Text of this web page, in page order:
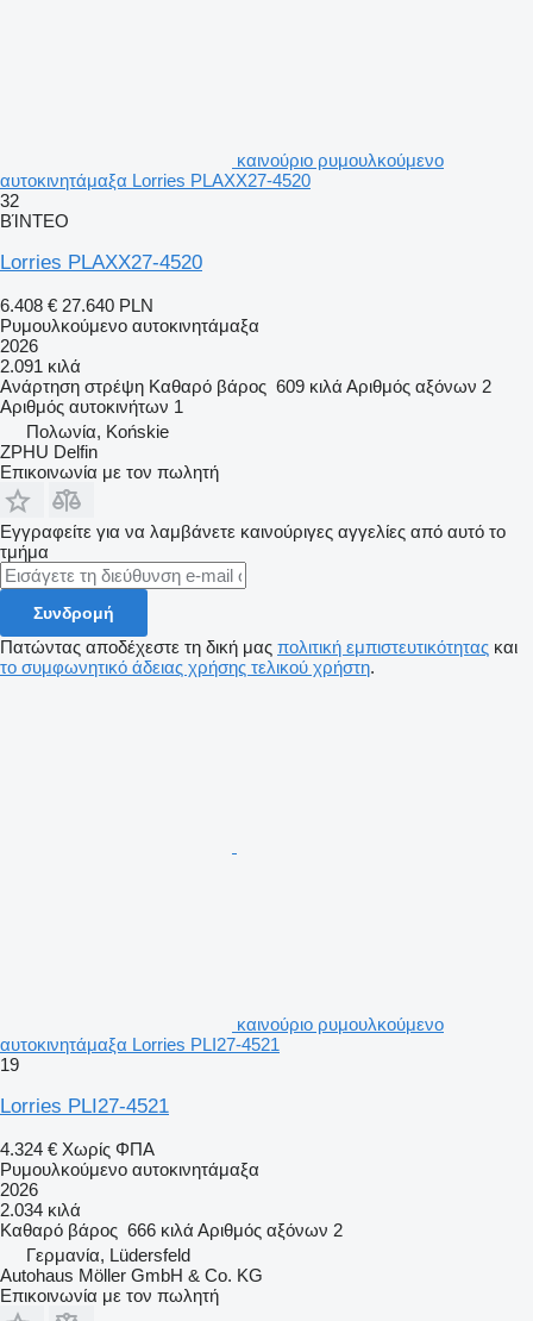
καινούριο ρυμουλκούμενο
αυτοκινητάμαξα Lorries PLAXX27-4520
32
ΒΊΝΤΕΟ
Lorries PLAXX27-4520
6.408 € 27.640 PLN
Ρυμουλκούμενο αυτοκινητάμαξα
2026
2.091 κιλά
Ανάρτηση στρέψη Καθαρό βάρος 609 κιλά Αριθμός αξόνων 2
Αριθμός αυτοκινήτων 1
Πολωνία, Końskie
ZPHU Delfin
Επικοινωνία με τον πωλητή
Εγγραφείτε για να λαμβάνετε καινούριγες αγγελίες από αυτό το
τμήμα
Συνδρομή
Πατώντας αποδέχεστε τη δική μας πολιτική εμπιστευτικότητας και
το συμφωνητικό άδειας χρήσης τελικού χρήστη.
καινούριο ρυμουλκούμενο
αυτοκινητάμαξα Lorries PLI27-4521
19
Lorries PLI27-4521
4.324 € Χωρίς ΦΠΑ
Ρυμουλκούμενο αυτοκινητάμαξα
2026
2.034 κιλά
Καθαρό βάρος 666 κιλά Αριθμός αξόνων 2
Γερμανία, Lüdersfeld
Autohaus Möller GmbH & Co. KG
Επικοινωνία με τον πωλητή